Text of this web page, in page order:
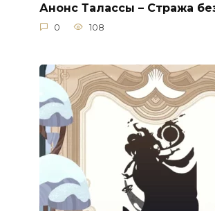
Анонс Талассы – Стража
0 108